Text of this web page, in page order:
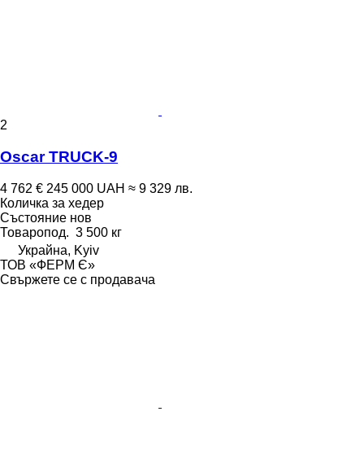
2
Oscar TRUCK-9
4 762 € 245 000 UAH ≈ 9 329 лв.
Количка за хедер
Състояние нов
Товаропод. 3 500 кг
Украйна, Kyiv
ТОВ «ФЕРМ Є»
Свържете се с продавача